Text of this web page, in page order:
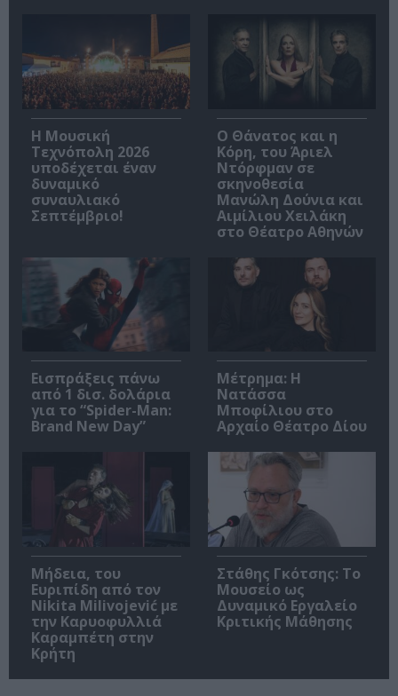
Η Μουσική
Τεχνόπολη 2026
υποδέχεται έναν
δυναμικό
συναυλιακό
Σεπτέμβριο!
Ο Θάνατος και η
Κόρη, του Άριελ
Ντόρφμαν σε
σκηνοθεσία
Μανώλη Δούνια και
Αιμίλιου Χειλάκη
στο Θέατρο Αθηνών
Εισπράξεις πάνω
από 1 δισ. δολάρια
για το “Spider-Man:
Brand New Day”
Μέτρημα: Η
Νατάσσα
Μποφίλιου στο
Αρχαίο Θέατρο Δίου
Μήδεια, του
Ευριπίδη από τον
Nikita Milivojević με
την Καρυοφυλλιά
Καραμπέτη στην
Κρήτη
Στάθης Γκότσης: Το
Μουσείο ως
Δυναμικό Εργαλείο
Κριτικής Μάθησης